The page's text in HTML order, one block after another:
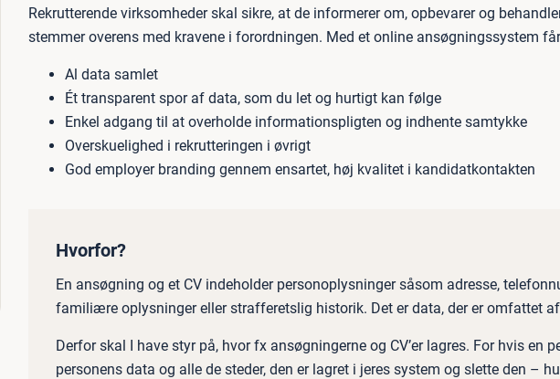
Rekrutterende virksomheder skal sikre, at de informerer om, opbevarer og
stemmer overens med kravene i forordningen. Med et online ansøgningssystem
Al data samlet
Ét transparent spor af data, som du let og hurtigt kan følge
Enkel adgang til at overholde informationspligten og indhente samtykke
Overskuelighed i rekrutteringen i øvrigt
God employer branding gennem ensartet, høj kvalitet i kandidatkontakten
Hvorfor?
En ansøgning og et CV indeholder personoplysninger såsom adresse,
familiære oplysninger eller strafferetslig historik. Det er data, der er omfattet
Derfor skal I have styr på, hvor fx ansøgningerne og CV’er lagres. For hvis en
personens data og alle de steder, den er lagret i jeres system og slette den –